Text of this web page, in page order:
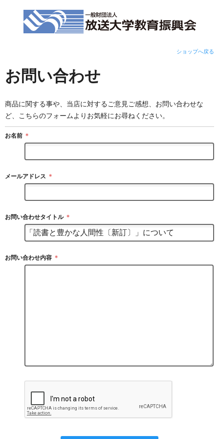
ショップへ戻る
お問い合わせ
商品に関する事や、当店に対するご意見ご感想、お問い合わせな
ど、こちらのフォームよりお気軽にお尋ねください。
お名前 ＊
メールアドレス ＊
お問い合わせタイトル ＊
お問い合わせ内容 ＊